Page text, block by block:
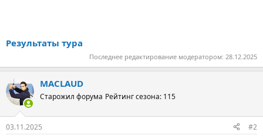
Результаты тура
Последнее редактирование модератором: 28.12.2025
MACLAUD
Старожил форума Рейтинг сезона: 115
03.11.2025 #2